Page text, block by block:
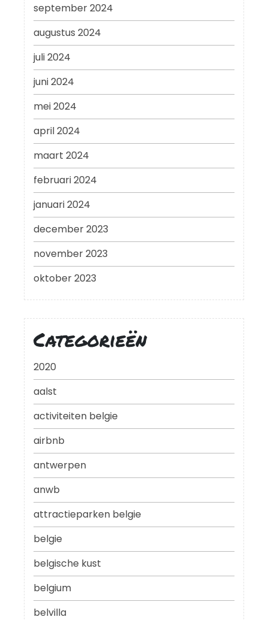
september 2024
augustus 2024
juli 2024
juni 2024
mei 2024
april 2024
maart 2024
februari 2024
januari 2024
december 2023
november 2023
oktober 2023
Categorieën
2020
aalst
activiteiten belgie
airbnb
antwerpen
anwb
attractieparken belgie
belgie
belgische kust
belgium
belvilla